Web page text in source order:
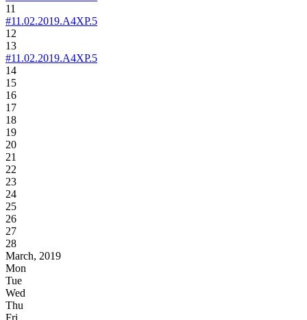
11
#11.02.2019.A4XP.5
12
13
#11.02.2019.A4XP.5
14
15
16
17
18
19
20
21
22
23
24
25
26
27
28
March, 2019
Mon
Tue
Wed
Thu
Fri